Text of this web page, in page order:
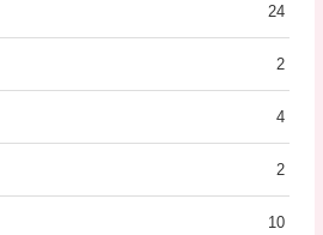
24
2
4
2
10